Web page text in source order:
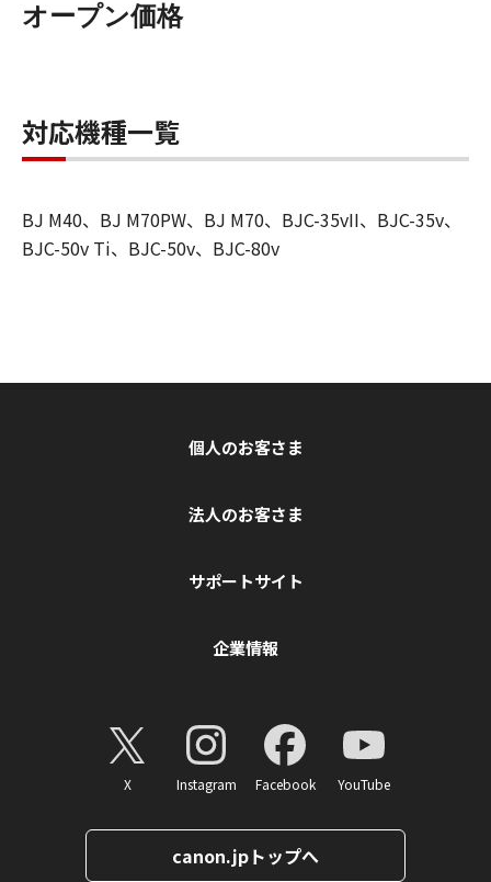
オープン価格
対応機種一覧
BJ M40、BJ M70PW、BJ M70、BJC-35vII、BJC-35v、
BJC-50v Ti、BJC-50v、BJC-80v
個人のお客さま
法人のお客さま
サポートサイト
企業情報
X Instagram Facebook YouTube
canon.jpトップへ